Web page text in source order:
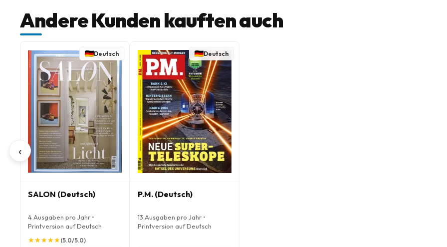
Andere Kunden kauften auch
‹
Deutsch
SALON (Deutsch)
4 Ausgaben pro Jahr •
Printversion auf Deutsch
★
★★
★★
★★
★★
★(5.0/5.0)
Deutsch
P.M. (Deutsch)
13 Ausgaben pro Jahr •
Printversion auf Deutsch